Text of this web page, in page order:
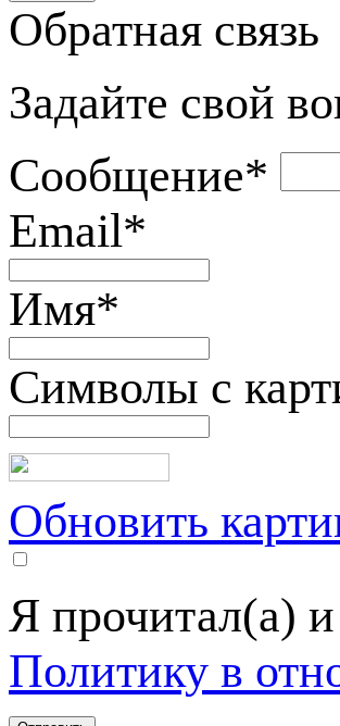
Обратная связь
Задайте свой
Сообщение*
Email*
Имя*
Символы с
Обновить
Я прочитал(а)
Политику в